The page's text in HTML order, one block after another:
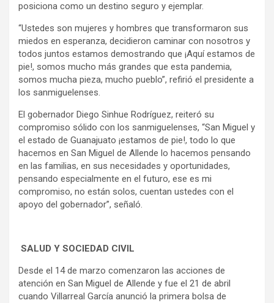
posiciona como un destino seguro y ejemplar.
“Ustedes son mujeres y hombres que transformaron sus
miedos en esperanza, decidieron caminar con nosotros y
todos juntos estamos demostrando que ¡Aquí estamos de
pie!, somos mucho más grandes que esta pandemia,
somos mucha pieza, mucho pueblo”, refirió el presidente a
los sanmiguelenses.
El gobernador Diego Sinhue Rodríguez, reiteró su
compromiso sólido con los sanmiguelenses, “San Miguel y
el estado de Guanajuato ¡estamos de pie!, todo lo que
hacemos en San Miguel de Allende lo hacemos pensando
en las familias, en sus necesidades y oportunidades,
pensando especialmente en el futuro, ese es mi
compromiso, no están solos, cuentan ustedes con el
apoyo del gobernador”, señaló.
SALUD Y SOCIEDAD CIVIL
Desde el 14 de marzo comenzaron las acciones de
atención en San Miguel de Allende y fue el 21 de abril
cuando Villarreal García anunció la primera bolsa de